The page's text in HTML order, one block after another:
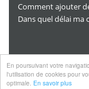
En poursuivant votre
l'utilisation de cookies pour
optimale. En savoir plus
Copyright© 2026